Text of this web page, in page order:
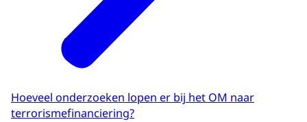
Hoeveel onderzoeken lopen er bij het OM naar
terrorismefinanciering?